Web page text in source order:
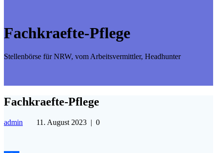
Fachkraefte-Pflege
Stellenbörse für NRW, vom Arbeitsvermittler, Headhunter
Fachkraefte-Pflege
admin 11. August 2023 | 0